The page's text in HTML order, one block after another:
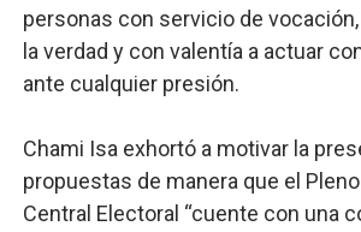
personas con servicio de
la verdad y con valentía a actuar
ante cualquier presión.
Chami Isa exhortó a motivar la
propuestas de manera que el
Central Electoral “cuente con una